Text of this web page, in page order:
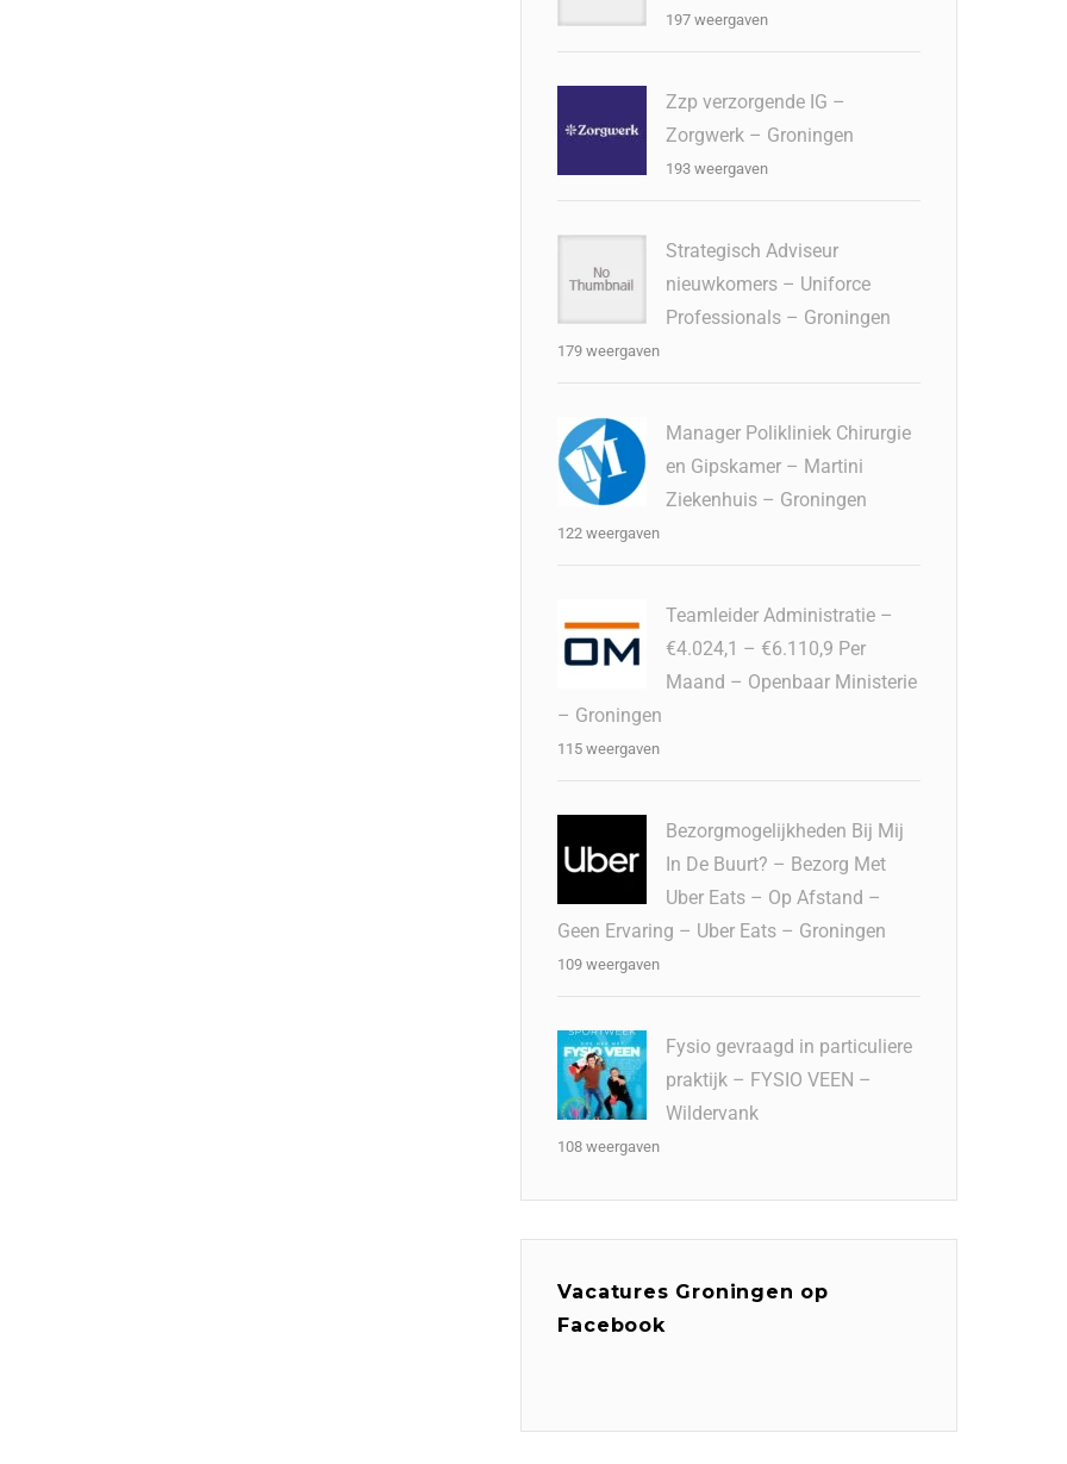
197 weergaven
Zzp verzorgende IG –
Zorgwerk – Groningen
193 weergaven
Strategisch Adviseur
nieuwkomers – Uniforce
Professionals – Groningen
179 weergaven
Manager Polikliniek Chirurgie
en Gipskamer – Martini
Ziekenhuis – Groningen
122 weergaven
Teamleider Administratie –
€4.024,1 – €6.110,9 Per
Maand – Openbaar Ministerie
– Groningen
115 weergaven
Bezorgmogelijkheden Bij Mij
In De Buurt? – Bezorg Met
Uber Eats – Op Afstand –
Geen Ervaring – Uber Eats – Groningen
109 weergaven
Fysio gevraagd in particuliere
praktijk – FYSIO VEEN –
Wildervank
108 weergaven
Vacatures Groningen op
Facebook